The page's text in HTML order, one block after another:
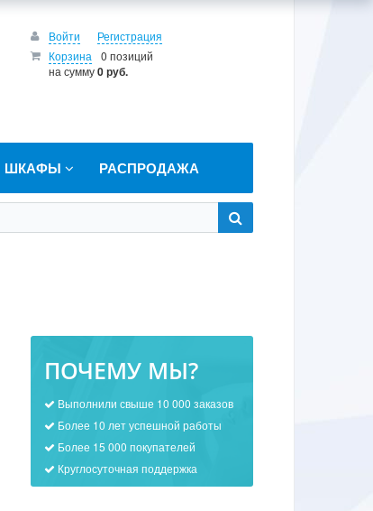
Войти
Регистрация
Корзина
0 позиций
на сумму0 руб.
ШКАФЫ РАСПРОДАЖА
ПОЧЕМУ МЫ?
Выполнили свыше 10 000 заказов
Более 10 лет успешной работы
Более 15 000 покупателей
Круглосуточная поддержка